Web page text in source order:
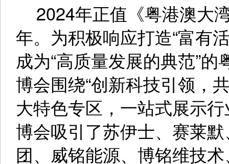
2024年正值《粤港澳大
年。为积极响应打造“富有
成为“高质量发展的典范”
博会围绕“创新科技引领，
大特色专区，一站式展示
博会吸引了苏伊士、赛莱
团、威铭能源、博铭维技